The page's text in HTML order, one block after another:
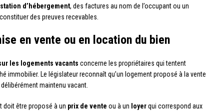
d’hébergement, des factures au nom de l’occupant ou un
des preuves recevables.
en vente ou en location du bien
les logements vacants concerne les propriétaires qui tentent
immobilier. Le législateur reconnaît qu’un logement proposé à la vente
maintenu vacant.
doit être proposé à un prix de vente ou à un loyerqui correspond aux